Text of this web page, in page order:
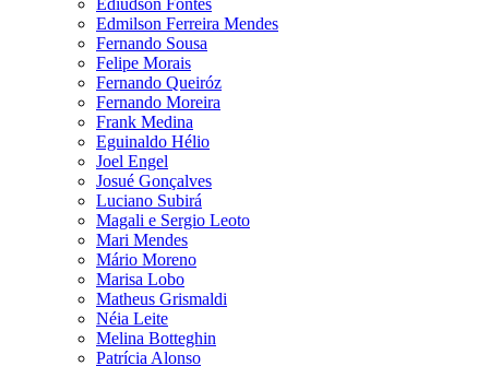
Ediudson Fontes
Edmilson Ferreira Mendes
Fernando Sousa
Felipe Morais
Fernando Queiróz
Fernando Moreira
Frank Medina
Eguinaldo Hélio
Joel Engel
Josué Gonçalves
Luciano Subirá
Magali e Sergio Leoto
Mari Mendes
Mário Moreno
Marisa Lobo
Matheus Grismaldi
Néia Leite
Melina Botteghin
Patrícia Alonso